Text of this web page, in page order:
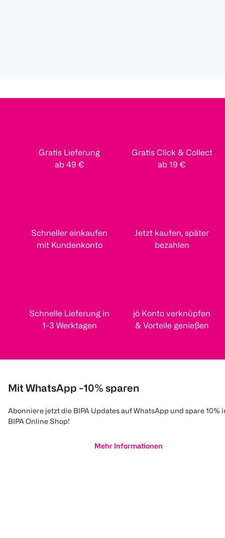
Gratis Lieferung
ab 49 €
Gratis Click & Collect
ab 19 €
Schneller einkaufen
mit Kundenkonto
Jetzt kaufen, später
bezahlen
Schnelle Lieferung in
1-3 Werktagen
jö Konto verknüpfen
& Vorteile genießen
Mit WhatsApp -10% sparen
Abonniere jetzt die BIPA Updates auf WhatsApp und spare 10%
BIPA Online Shop!
Mehr Informationen